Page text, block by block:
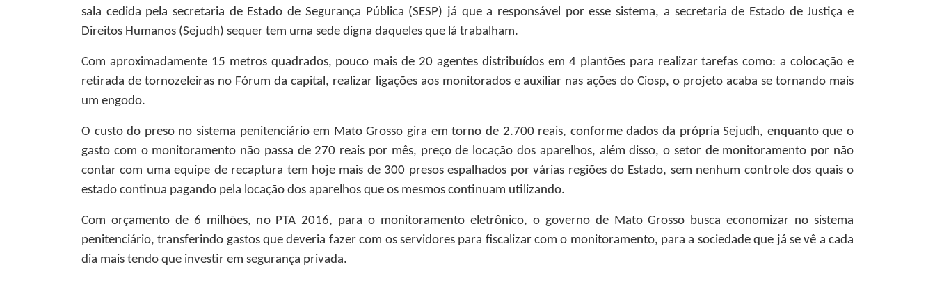
sala cedida pela secretaria de Estado de Segurança Pública (SESP) já que a responsável por esse sistema, a secretaria de Estado de Justiça e
Direitos Humanos (Sejudh) sequer tem uma sede digna daqueles que lá trabalham.
Com aproximadamente 15 metros quadrados, pouco mais de 20 agentes distribuídos em 4 plantões para realizar tarefas como: a colocação e
retirada de tornozeleiras no Fórum da capital, realizar ligações aos monitorados e auxiliar nas ações do Ciosp, o projeto acaba se tornando mais
um engodo.
O custo do preso no sistema penitenciário em Mato Grosso gira em torno de 2.700 reais, conforme dados da própria Sejudh, enquanto que o
gasto com o monitoramento não passa de 270 reais por mês, preço de locação dos aparelhos, além disso, o setor de monitoramento por não
contar com uma equipe de recaptura tem hoje mais de 300 presos espalhados por várias regiões do Estado, sem nenhum controle dos quais o
estado continua pagando pela locação dos aparelhos que os mesmos continuam utilizando.
Com orçamento de 6 milhões, no PTA 2016, para o monitoramento eletrônico, o governo de Mato Grosso busca economizar no sistema
penitenciário, transferindo gastos que deveria fazer com os servidores para fiscalizar com o monitoramento, para a sociedade que já se vê a cada
dia mais tendo que investir em segurança privada.